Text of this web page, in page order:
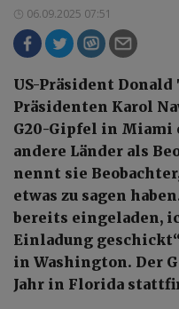
06.09.2025 07:51
US-Präsident
Präsidenten Karol
G20-Gipfel in Miami
andere Länder als
nennt sie
etwas zu sagen
bereits eingeladen,
Einladung
in Washington. Der
Jahr in Florida